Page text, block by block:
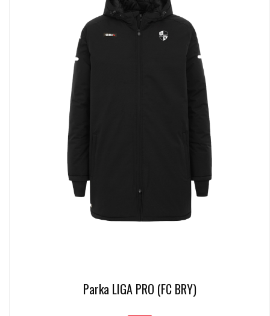
Parka LIGA PRO (FC BRY)